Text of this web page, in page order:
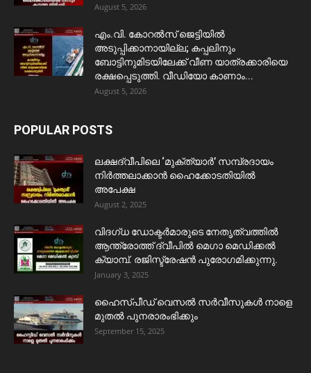
August 5, 2026
​എം.വി. കോറൽസ് ജെട്ടിയിൽ
അടുപ്പിക്കാനായില്ല; കപ്പലിനും
ബോട്ടിനുമിടയിലേക്ക് വീണ യാത്രക്കാരിയെ
രക്ഷപ്പെടുത്തി. വീഡിയോ കാണാം...
August 5, 2026
POPULAR POSTS
ലക്ഷദ്വീപിലെ ‘മുക്ത്യാർ’ സമ്പ്രദായം
നിർത്തലാക്കാൻ ഹൈക്കോടതിയിൽ
അപേക്ഷ
August 2, 2025
വിദഗ്ധ ഡോക്ടർമാരുടെ നേതൃത്വത്തിൽ
ആന്ത്രോത്ത് ദ്വീപിൽ മെഗാ മെഡിക്കൽ
ക്യാമ്പ്. രജിസ്ട്രേഷൻ പുരോഗമിക്കുന്നു.
January 3, 2025
ഹൈസ്പീഡ് വെസൽ സർവീസുകൾ നാളെ
മുതൽ പുനരാരംഭിക്കും
September 15, 2025